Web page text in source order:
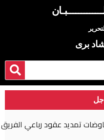
برى
رباعي الفريق